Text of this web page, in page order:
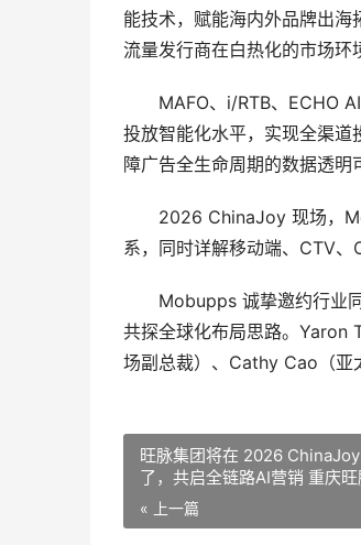
能技术，赋能海内外品牌出
流量发行商在白热化的市场环
MAFO、i/RTB、ECHO AI
投放智能化水平，实现全渠道
障广告全生命周期的数据透明
2026 ChinaJoy 现场，
系，同时详解移动端、CTV、
Mobupps 诚挚邀约行业同
共探全球化布局思路。Yaron
场副总裁）、Cathy Cao（亚
旺脉集团将在 2026
了，共启全链路AI营销 重庆
« 上一篇